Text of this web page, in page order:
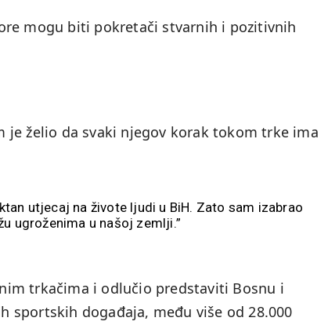
mogu biti pokretači stvarnih i pozitivnih
je želio da svaki njegov korak tokom trke ima
utjecaj na živote ljudi u BiH. Zato sam izabrao
ugroženima u našoj zemlji.”
trkačima i odlučio predstaviti Bosnu i
sportskih događaja, među više od 28.000